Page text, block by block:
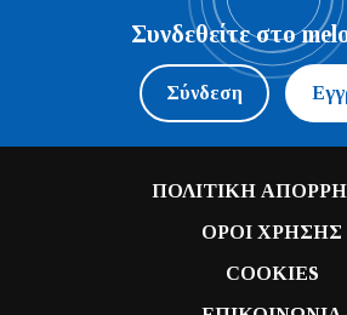
Συνδεθείτε στο
Σύνδεση
ΠΟΛΙΤΙΚΗ
ΟΡΟΙ ΧΡΗΣΗΣ
COOKIES